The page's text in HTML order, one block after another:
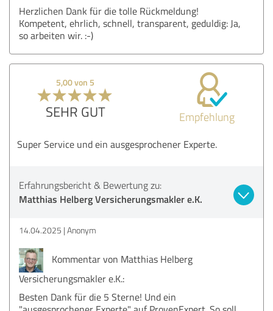
Herzlichen Dank für die tolle Rückmeldung!
Kompetent, ehrlich, schnell, transparent, geduldig: Ja,
so arbeiten wir. :-)
5,00 von 5
SEHR GUT Empfehlung
Super Service und ein ausgesprochener Experte.
Erfahrungsbericht & Bewertung zu:
Matthias Helberg Versicherungsmakler e.K.
14.04.2025 Anonym
Kommentar von Matthias Helberg
Versicherungsmakler e.K.:
Besten Dank für die 5 Sterne! Und ein